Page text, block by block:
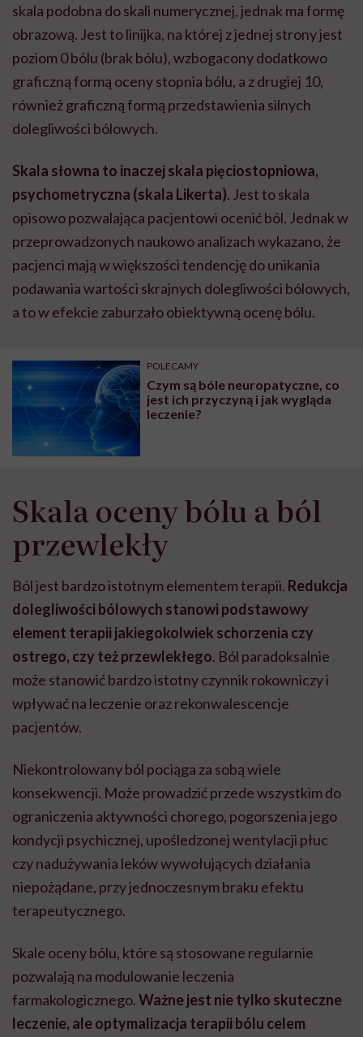
skala podobna do skali numerycznej, jednak ma formę
obrazową. Jest to linijka, na której z jednej strony jest
poziom 0 bólu (brak bólu), wzbogacony dodatkowo
graficzną formą oceny stopnia bólu, a z drugiej 10,
również graficzną formą przedstawienia silnych
dolegliwości bólowych.
Skala słowna to inaczej skala pięciostopniowa,
psychometryczna (skala Likerta). Jest to skala
opisowo pozwalająca pacjentowi ocenić ból. Jednak w
przeprowadzonych naukowo analizach wykazano, że
pacjenci mają w większości tendencję do unikania
podawania wartości skrajnych dolegliwości bólowych,
a to w efekcie zaburzało obiektywną ocenę bólu.
POLECAMY
Czym są bóle neuropatyczne, co
jest ich przyczyną i jak wygląda
leczenie?
Skala oceny bólu a ból
przewlekły
Ból jest bardzo istotnym elementem terapii. Redukcja
dolegliwości bólowych stanowi podstawowy
element terapii jakiegokolwiek schorzenia czy
ostrego, czy też przewlekłego. Ból paradoksalnie
może stanowić bardzo istotny czynnik rokowniczy i
wpływać na leczenie oraz rekonwalescencje
pacjentów.
Niekontrolowany ból pociąga za sobą wiele
konsekwencji. Może prowadzić przede wszystkim do
ograniczenia aktywności chorego, pogorszenia jego
kondycji psychicznej, upośledzonej wentylacji płuc
czy nadużywania leków wywołujących działania
niepożądane, przy jednoczesnym braku efektu
terapeutycznego.
Skale oceny bólu, które są stosowane regularnie
pozwalają na modulowanie leczenia
farmakologicznego.Ważne jest nie tylko skuteczne
leczenie, ale optymalizacja terapii bólu celem